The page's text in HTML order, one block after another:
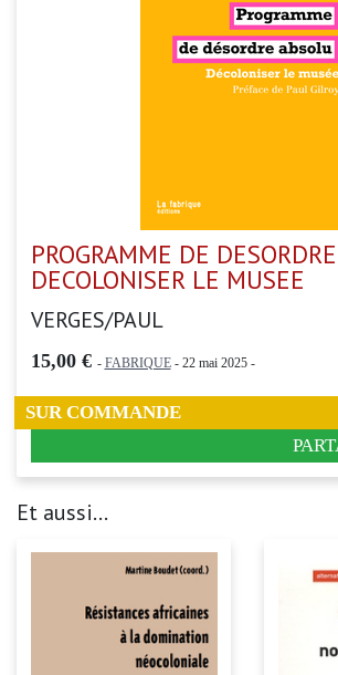
PROGRAMME DE
DECOLONISER LE MUSEE
VERGES/PAUL
15,00 € - FABRIQUE- 22 mai 2025 -
SUR COMMANDE
Et aussi...